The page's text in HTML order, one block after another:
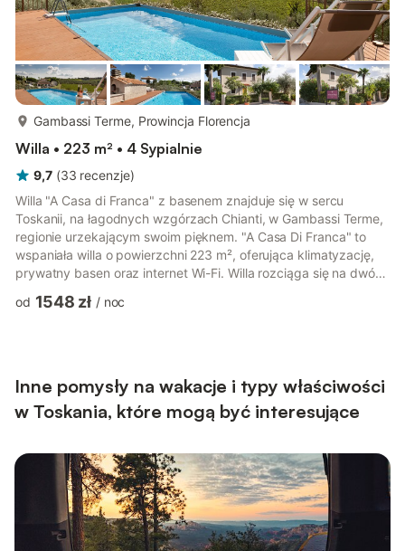
Gambassi Terme, Prowincja Florencja
Willa • 223 m² • 4 Sypialnie
9,7 (33 recenzje)
Willa "A Casa di Franca" z basenem znajduje się w sercu
Toskanii, na łagodnych wzgórzach Chianti, w Gambassi Terme,
regionie urzekającym swoim pięknem. "A Casa Di Franca" to
wspaniała willa o powierzchni 223 m², oferująca klimatyzację,
prywatny basen oraz internet Wi-Fi. Willa rozciąga się na dwóch
znajduje się duży salon z kuchnią, jadalnią i częścią
wyposażona je...
od 1548 zł / noc
Inne pomysły na wakacje i typy właściwości
w Toskania, które mogą być interesujące